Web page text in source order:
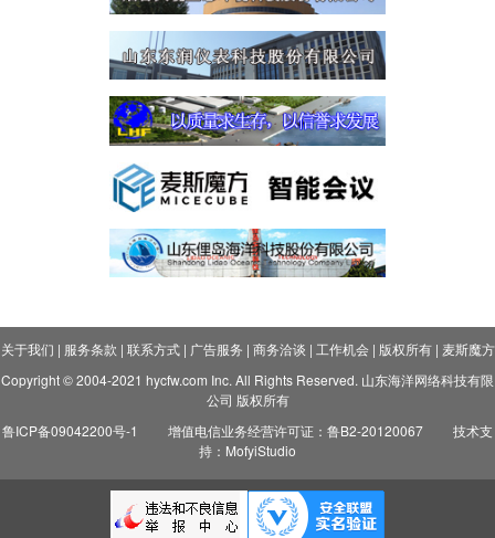
关于我们 | 服务条款 | 联系方式| 广告服务 | 商务洽谈 | 工作机会| 版权所有| 麦斯魔方
Copyright © 2004-2021 hycfw.com Inc. All Rights Reserved. 山东海洋网络科技有限
公司 版权所有
鲁ICP备09042200号-1
增值电信业务经营许可证：鲁B2-20120067
技术支
持：MofyiStudio